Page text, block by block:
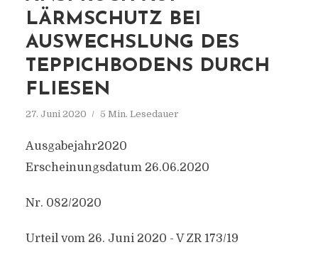
LÄRMSCHUTZ BEI
AUSWECHSLUNG DES
TEPPICHBODENS DURCH
FLIESEN
27. Juni 2020 5 Min. Lesedauer
Ausgabejahr2020
Erscheinungsdatum 26.06.2020
Nr. 082/2020
Urteil vom 26. Juni 2020 - V ZR 173/19